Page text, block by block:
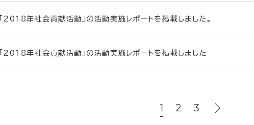
「2018年社会貢献活動」の活動実施レポートを掲載しました。
「2018年社会貢献活動」の活動実施レポートを掲載しました
1 2 3